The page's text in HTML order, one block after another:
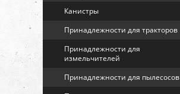
Канистры
Принадлежности для тракторов
Принадлежности для
измельчителей
Принадлежности для пылесосов